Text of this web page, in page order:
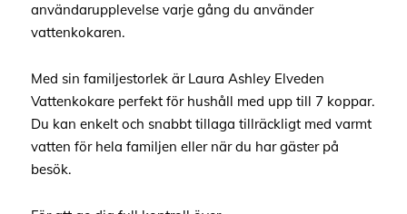
användarupplevelse varje gång du använder
vattenkokaren.
Med sin familjestorlek är Laura Ashley Elveden
Vattenkokare perfekt för hushåll med upp till 7 koppar.
Du kan enkelt och snabbt tillaga tillräckligt med varmt
vatten för hela familjen eller när du har gäster på
besök.